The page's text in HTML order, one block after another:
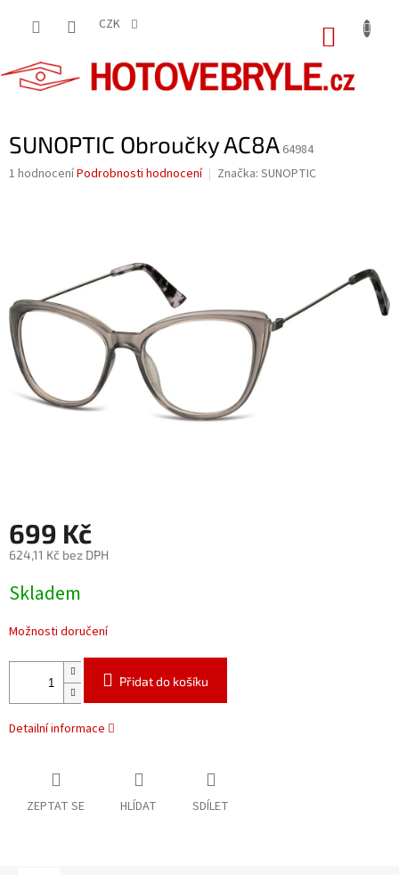
CZK
SUNOPTIC Obroučky AC8A 64984
Průměrné
hvězdiček.
1 hodnoceníPodrobnosti hodnocení Značka: SUNOPTIC
699 Kč
624,11 Kč bez DPH
cena:
Skladem
Možnosti doručení
Přidat do košíku
Detailní informace
ZEPTAT SE HLÍDAT SDÍLET